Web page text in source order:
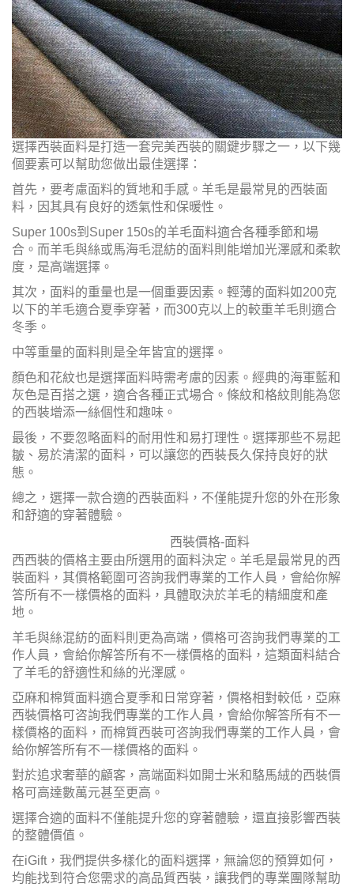
選擇西裝面料是打造一套完美西裝的關鍵步驟之一，以下幾
個要素可以幫助您做出最佳選擇：
首先，要考慮面料的質地和手感。羊毛是最常見的西裝面
料，因其具有良好的透氣性和保暖性。
Super 100s到Super 150s的羊毛面料適合各種季節和場
合。而羊毛與絲或馬海毛混紡的面料則能增加光澤感和柔軟
度，是高端選擇。
其次，面料的重量也是一個重要因素。輕薄的面料如200克
以下的羊毛適合夏季穿著，而300克以上的較重羊毛則適合
冬季。
中等重量的面料則是全年皆宜的選擇。
顏色和花紋也是選擇面料時需考慮的因素。經典的海軍藍和
灰色是百搭之選，適合各種正式場合。條紋和格紋則能為您
的西裝增添一絲個性和趣味。
最後，不要忽略面料的耐用性和易打理性。選擇那些不易起
皺、易於清潔的面料，可以讓您的西裝長久保持良好的狀
態。
總之，選擇一款合適的西裝面料，不僅能提升您的外在形象
和舒適的穿著體驗。
西裝價格-面料
西西裝的價格主要由所選用的面料決定。羊毛是最常見的西
裝面料，其價格範圍可咨詢我們專業的工作人員，會給你解
答所有不一樣價格的面料，具體取決於羊毛的精細度和產
地。
羊毛與絲混紡的面料則更為高端，價格可咨詢我們專業的工
作人員，會給你解答所有不一樣價格的面料，這類面料結合
了羊毛的舒適性和絲的光澤感。
亞麻和棉質面料適合夏季和日常穿著，價格相對較低，亞麻
西裝價格可咨詢我們專業的工作人員，會給你解答所有不一
樣價格的面料，而棉質西裝可咨詢我們專業的工作人員，會
給你解答所有不一樣價格的面料。
對於追求奢華的顧客，高端面料如開士米和駱馬絨的西裝價
格可高達數萬元甚至更高。
選擇合適的面料不僅能提升您的穿著體驗，還直接影響西裝
的整體價值。
在iGift，我們提供多樣化的面料選擇，無論您的預算如何，
均能找到符合您需求的高品質西裝，讓我們的專業團隊幫助